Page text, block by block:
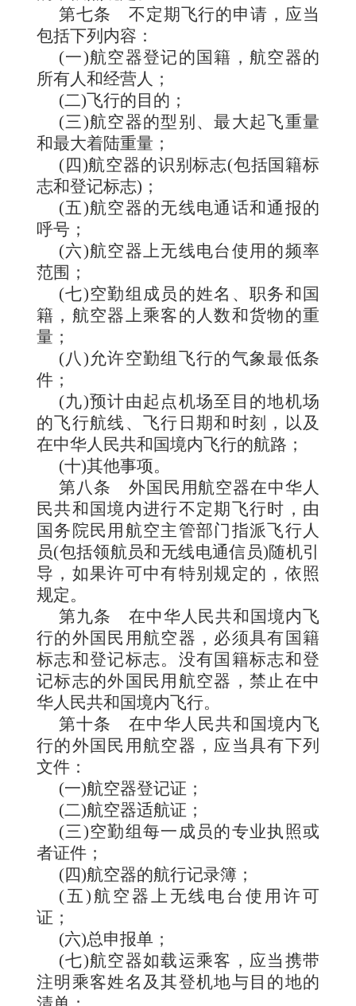
第七条 不定期飞行的申请，应当
包括下列内容：
(一)航空器登记的国籍，航空器的
所有人和经营人；
(二)飞行的目的；
(三)航空器的型别、最大起飞重量
和最大着陆重量；
(四)航空器的识别标志(包括国籍标
志和登记标志)；
(五)航空器的无线电通话和通报的
呼号；
(六)航空器上无线电台使用的频率
范围；
(七)空勤组成员的姓名、职务和国
籍，航空器上乘客的人数和货物的重
量；
(八)允许空勤组飞行的气象最低条
件；
(九)预计由起点机场至目的地机场
的飞行航线、飞行日期和时刻，以及
在中华人民共和国境内飞行的航路；
(十)其他事项。
第八条 外国民用航空器在中华人
民共和国境内进行不定期飞行时，由
国务院民用航空主管部门指派飞行人
员(包括领航员和无线电通信员)随机引
导，如果许可中有特别规定的，依照
规定。
第九条 在中华人民共和国境内飞
行的外国民用航空器，必须具有国籍
标志和登记标志。没有国籍标志和登
记标志的外国民用航空器，禁止在中
华人民共和国境内飞行。
第十条 在中华人民共和国境内飞
行的外国民用航空器，应当具有下列
文件：
(一)航空器登记证；
(二)航空器适航证；
(三)空勤组每一成员的专业执照或
者证件；
(四)航空器的航行记录簿；
(五)航空器上无线电台使用许可
证；
(六)总申报单；
(七)航空器如载运乘客，应当携带
注明乘客姓名及其登机地与目的地的